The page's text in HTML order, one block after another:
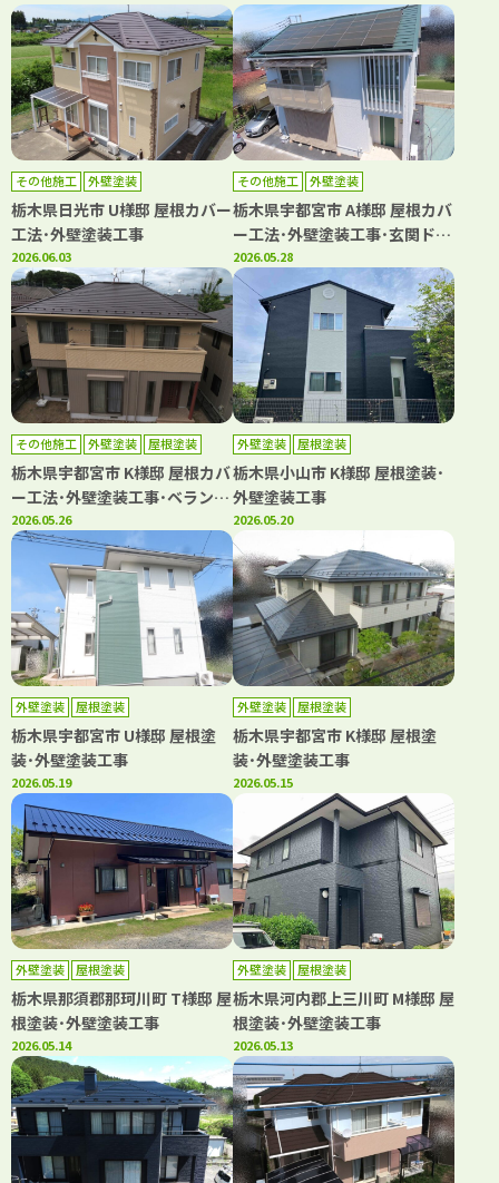
その他施工 外壁塗装
栃木県日光市 U様邸 屋根カバー
工法･外壁塗装工事
2026.06.03
その他施工 外壁塗装
栃木県宇都宮市 A様邸 屋根カバ
ー工法･外壁塗装工事･玄関ドア
リフォーム
2026.05.28
その他施工 外壁塗装
屋根塗装
防水工事
栃木県宇都宮市 K様邸 屋根カバ
ー工法･外壁塗装工事･ベランダ
シート防水工事
2026.05.26
外壁塗装 屋根塗装
栃木県小山市 K様邸 屋根塗装･
外壁塗装工事
2026.05.20
外壁塗装 屋根塗装
栃木県宇都宮市 U様邸 屋根塗
装･外壁塗装工事
2026.05.19
外壁塗装 屋根塗装
栃木県宇都宮市 K様邸 屋根塗
装･外壁塗装工事
2026.05.15
外壁塗装 屋根塗装
栃木県那須郡那珂川町 T様邸 屋
根塗装･外壁塗装工事
2026.05.14
外壁塗装 屋根塗装
栃木県河内郡上三川町 M様邸 屋
根塗装･外壁塗装工事
2026.05.13